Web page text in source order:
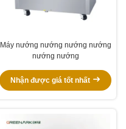
Máy nướng nướng nướng nướng
nướng nướng
Nhận được giá tốt nhất